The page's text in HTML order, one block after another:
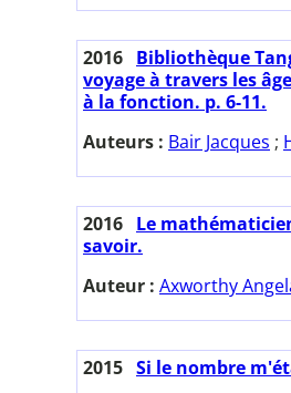
2016 Bibliothèque
voyage à travers les
à la fonction. p. 6-11.
Auteurs : Bair Jacques ;
2016 Le
savoir.
Auteur : Axworthy
2015 Si le nombre